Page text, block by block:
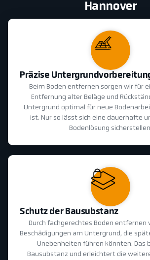
Hannover
Präzise
Beim Boden entfernen sorgen wir für
Entfernung alter Beläge und
Untergrund optimal für neue
ist. Nur so lässt sich eine dauerhafte
Bodenlösung
Schutz der Bausubstanz
Durch fachgerechtes Boden entfernen
Beschädigungen am Untergrund, die
Unebenheiten führen könnten. Das
Bausubstanz und erleichtert die